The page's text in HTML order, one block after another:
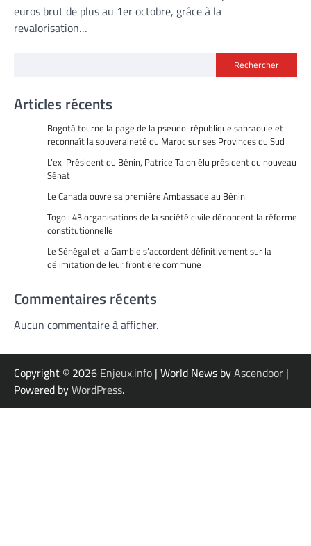
euros brut de plus au 1er octobre, grâce à la
revalorisation…
Rechercher
Articles récents
Bogotá tourne la page de la pseudo-république sahraouie et
reconnaît la souveraineté du Maroc sur ses Provinces du Sud
L’ex-Président du Bénin, Patrice Talon élu président du nouveau
Sénat
Le Canada ouvre sa première Ambassade au Bénin
Togo : 43 organisations de la société civile dénoncent la réforme
constitutionnelle
Le Sénégal et la Gambie s’accordent définitivement sur la
délimitation de leur frontière commune
Commentaires récents
Aucun commentaire à afficher.
Copyright © 2026 Enjeux.info | World News byAscendoor |
Powered byWordPress.